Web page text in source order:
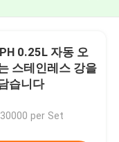
0.25L 자동 오
스테인레스 강을
습니다
per Set